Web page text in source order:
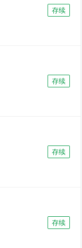
存续
存续
存续
存续